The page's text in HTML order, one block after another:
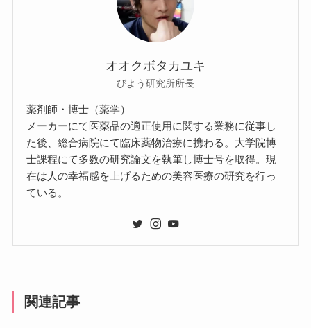
オオクボタカユキ
びよう研究所所長
薬剤師・博士（薬学）
メーカーにて医薬品の適正使用に関する業務に従事し
た後、総合病院にて臨床薬物治療に携わる。大学院博
士課程にて多数の研究論文を執筆し博士号を取得。現
在は人の幸福感を上げるための美容医療の研究を行っ
ている。
関連記事